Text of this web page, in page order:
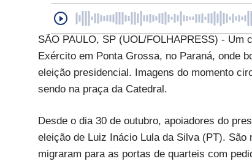
SÃO PAULO, SP (UOL/FOLHAPRESS) -
Exército em Ponta Grossa, no Paraná, onde
eleição presidencial. Imagens do momento
sendo na praça da Catedral.
Desde o dia 30 de outubro, apoiadores do
eleição de Luiz Inácio Lula da Silva (PT).
migraram para as portas de quarteis com